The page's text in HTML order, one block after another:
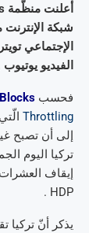
شبكة الإنترنت
الإجتماعي
الفيديو
فحسب
Throttling
إلى أن تصبح
إيقاف
HDP .
يذكر أنّ تركيا